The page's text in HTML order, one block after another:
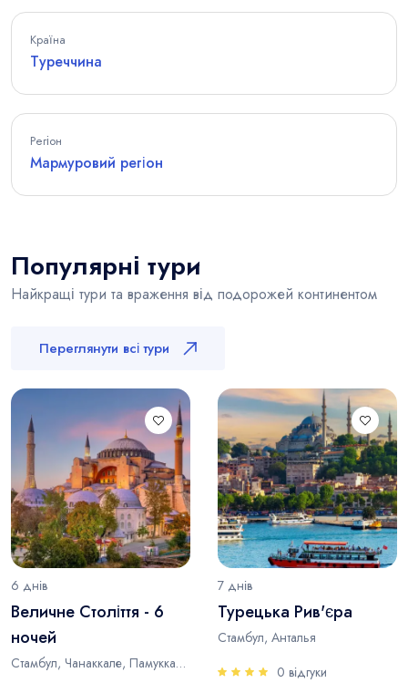
Країна
Туреччина
Регіон
Мармуровий регіон
Популярні тури
Найкращі тури та враження від подорожей континентом
Переглянути всі тури
6 днів
Величне Століття - 6
ночей
Стамбул, Чанаккале, Памуккале, Анталья
7 днів
Турецька Рив'єра
Стамбул, Анталья
0 відгуки